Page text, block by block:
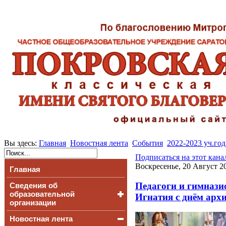
Вы здесь: Главная Новостная лента События 2022-2023 уч.год
Главная
Сведения об
образовательной
организации
Основные сведения
Новостная лента
Подписаться на этот
Воскресенье, 20 Август
Педагоги и
Игнатия с днём